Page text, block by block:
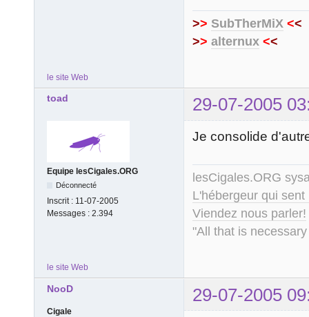
>> SubTherMiX <<
>> alternux <<
le site Web
toad 29-07-2005
Equipe lesCigales.ORG
Déconnecté
Inscrit : 11-07-2005
Messages : 2.394
Je consolide
lesCigales.ORG
L'hébergeur qui
Viendez nous parler!
"All that is
le site Web
NooD 29-07-2005
Cigale